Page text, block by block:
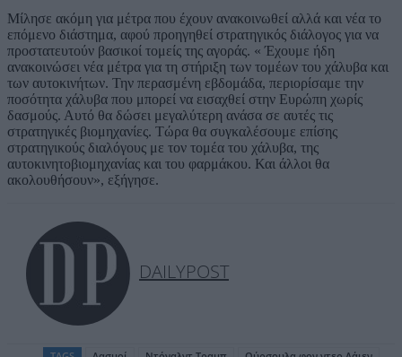
Μίλησε ακόμη για μέτρα που έχουν ανακοινωθεί αλλά και νέα το
επόμενο διάστημα, αφού προηγηθεί στρατηγικός διάλογος για να
προστατευτούν βασικοί τομείς της αγοράς. « Έχουμε ήδη
ανακοινώσει νέα μέτρα για τη στήριξη των τομέων του χάλυβα και
των αυτοκινήτων. Την περασμένη εβδομάδα, περιορίσαμε την
ποσότητα χάλυβα που μπορεί να εισαχθεί στην Ευρώπη χωρίς
δασμούς. Αυτό θα δώσει μεγαλύτερη ανάσα σε αυτές τις
στρατηγικές βιομηχανίες. Τώρα θα συγκαλέσουμε επίσης
στρατηγικούς διαλόγους με τον τομέα του χάλυβα, της
αυτοκινητοβιομηχανίας και του φαρμάκου. Και άλλοι θα
ακολουθήσουν», εξήγησε.
DAILYPOST